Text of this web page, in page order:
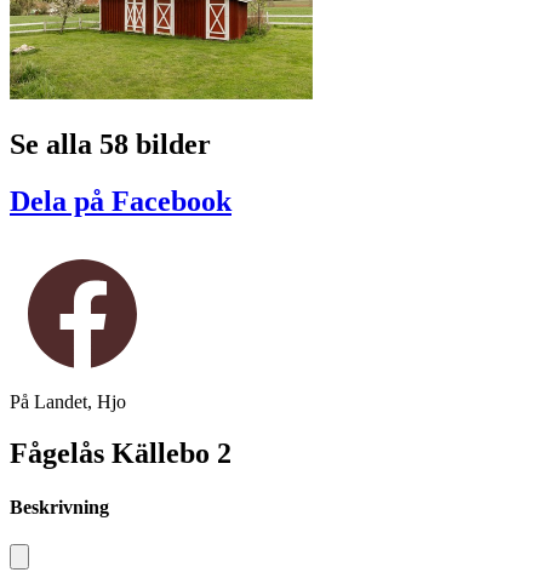
Se alla 58 bilder
Dela på Facebook
På Landet, Hjo
Fågelås Källebo 2
Beskrivning